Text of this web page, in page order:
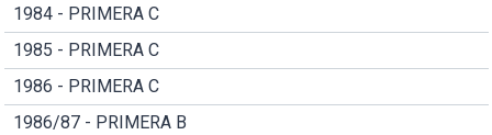
1984 - PRIMERA C
1985 - PRIMERA C
1986 - PRIMERA C
1986/87 - PRIMERA B